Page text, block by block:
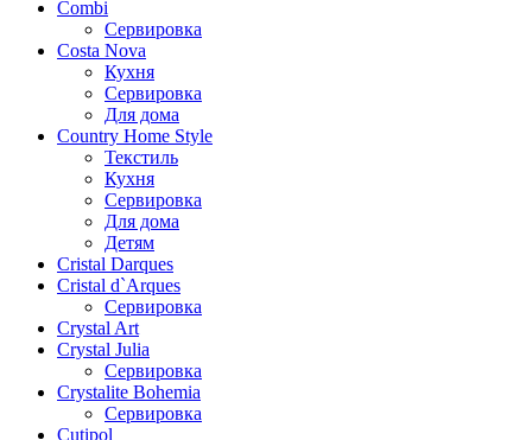
Combi
Сервировка
Costa Nova
Кухня
Сервировка
Для дома
Country Home Style
Текстиль
Кухня
Сервировка
Для дома
Детям
Cristal Darques
Cristal d`Arques
Сервировка
Crystal Art
Crystal Julia
Сервировка
Crystalite Bohemia
Сервировка
Cutipol